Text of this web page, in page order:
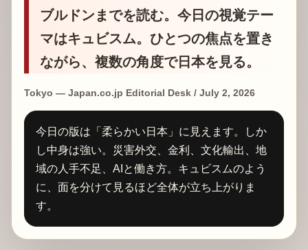
ブルドンまでを読む。今日の視覚テー
マはキュビスム。ひとつの焦点を置き
ながら、複数の角度で日本を見る。
Tokyo — Japan.co.jp Editorial Desk / July 2, 2026
今日の版は「柔らかい日本」に見えます。しか
し中身は強い。災害外交、金利、文化輸出、地
域の人手不足、AIと働き方。キュビスムのよう
に、面を分けて見るほど全体が立ち上がりま
す。